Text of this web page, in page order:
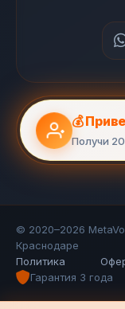
💰
Получи
© 2020–2026
Краснодаре
Политика
Гарантия 3 года